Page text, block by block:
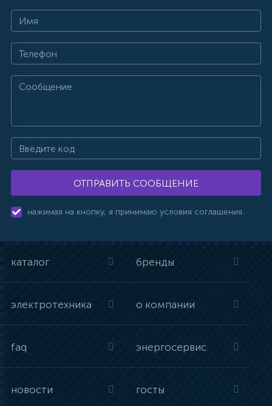
ОТПРАВИТЬ СООБЩЕНИЕ
нажимая на кнопку, я принимаю условия соглашения.
каталог бренды
электротехника о компании
faq энергосервис
новости госты